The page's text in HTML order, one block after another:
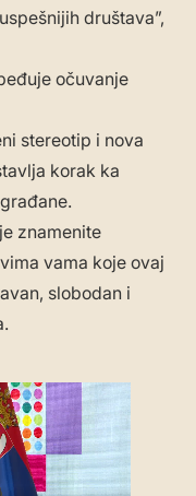
društava”,
očuvanje
stereotip i nova
korak ka
znamenite
vama koje ovaj
slobodan i